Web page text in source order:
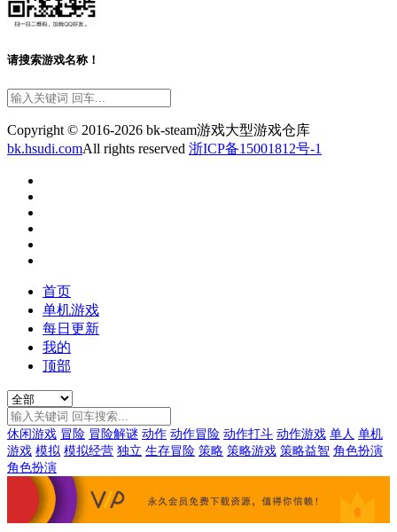
请搜索游戏名称！
Copyright © 2016-2026 bk-steam游戏大型游戏仓库
bk.hsudi.comAll rights reserved 浙ICP备15001812号-1
首页
单机游戏
每日更新
我的
顶部
休闲游戏 冒险 冒险解谜 动作 动作冒险 动作打斗 动作游戏 单人 单机
游戏 模拟 模拟经营 独立 生存冒险 策略 策略游戏 策略益智 角色扮演
角色扮演